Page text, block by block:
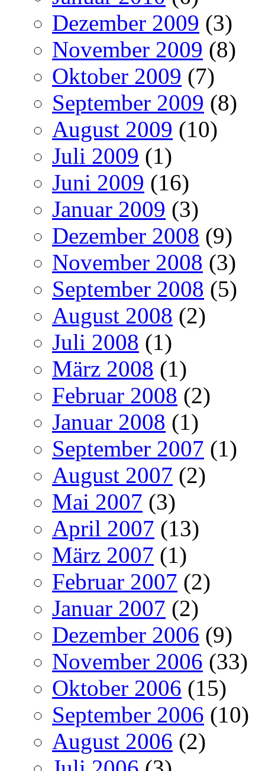
Dezember 2009 (3)
November 2009 (8)
Oktober 2009 (7)
September 2009 (8)
August 2009 (10)
Juli 2009 (1)
Juni 2009 (16)
Januar 2009 (3)
Dezember 2008 (9)
November 2008 (3)
September 2008 (5)
August 2008 (2)
Juli 2008 (1)
März 2008 (1)
Februar 2008 (2)
Januar 2008 (1)
September 2007 (1)
August 2007 (2)
Mai 2007 (3)
April 2007 (13)
März 2007 (1)
Februar 2007 (2)
Januar 2007 (2)
Dezember 2006 (9)
November 2006 (33)
Oktober 2006 (15)
September 2006 (10)
August 2006 (2)